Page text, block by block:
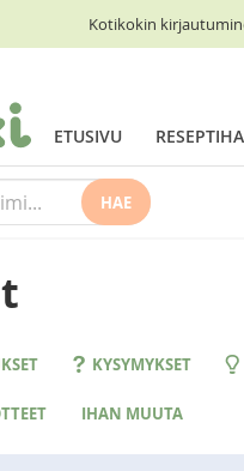
Kotikokin
ETUSIVU
HAE
KYSYMYKSET
IHAN MUUTA